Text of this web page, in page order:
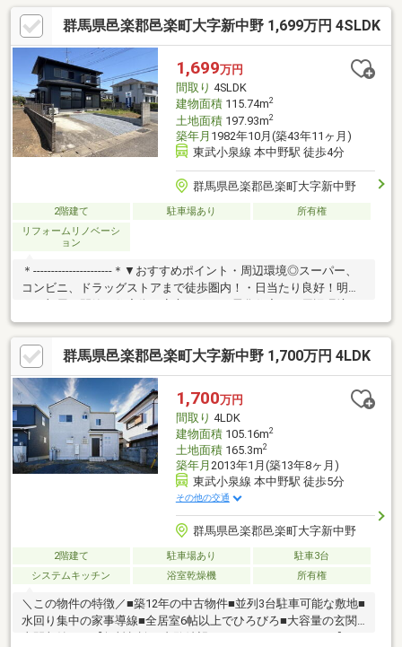
群馬県邑楽郡邑楽町大字新中野 1,699万円 4SLDK
1,699万円
間取り 4SLDK
建物面積115.74m2
土地面積197.93m2
築年月 1982年10月(築43年11ヶ月)
東武小泉線 本中野駅 徒歩4分
群馬県邑楽郡邑楽町大字新中野
2階建て 駐車場あり
所有権
リフォームリノベーシ
ョン
＊----------------------＊▼おすすめポイント・周辺環境◎スーパー、
コンビニ、ドラッグストアまで徒歩圏内！・日当たり良好！明る
中野東小学校まで徒歩約14分 （約1100ｍ）・邑楽中学校まで徒
歩約15分 （約1200ｍ）・とりせん邑楽町店まで徒歩約10分
（約800ｍ）・セブンイレブン邑楽中野横町店まで徒歩約5分
（約350ｍ）＊---------------------＊▼本日ご見学可能「今から見た
い！」「お一人でも安心」お気軽にお問い合わせ♪住宅ローンのご
相談も随時お任せください！
群馬県邑楽郡邑楽町大字新中野 1,700万円 4LDK
1,700万円
間取り 4LDK
建物面積105.16m2
土地面積165.3m2
築年月 2013年1月(築13年8ヶ月)
東武小泉線 本中野駅 徒歩5分
その他の交通
群馬県邑楽郡邑楽町大字新中野
2階建て 駐車場あり
駐車3台
システムキッチン
浴室乾燥機 所有権
＼この物件の特徴／■築12年の中古物件■並列3台駐車可能な敷地■
水回り集中の家事導線■全居室6帖以上でひろびろ■大容量の玄関